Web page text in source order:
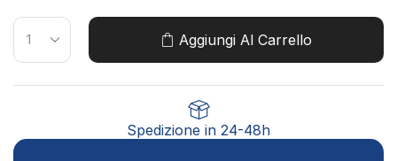
Aggiungi Al Carrello
Spedizione in 24-48h